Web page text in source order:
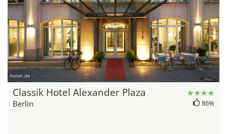
hotel.de
Classik Hotel Alexander Plaza
Berlin 86%